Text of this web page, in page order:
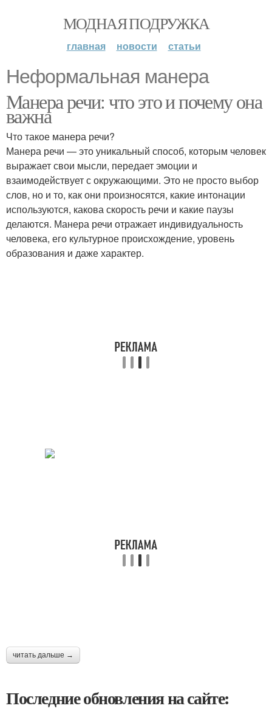
МОДНАЯ ПОДРУЖКА
главная новости статьи
Неформальная манера
Манера речи: что это и почему она
важна
Что такое манера речи?
Манера речи — это уникальный способ, которым человек
выражает свои мысли, передает эмоции и
взаимодействует с окружающими. Это не просто выбор
слов, но и то, как они произносятся, какие интонации
используются, какова скорость речи и какие паузы
делаются. Манера речи отражает индивидуальность
человека, его культурное происхождение, уровень
образования и даже характер.
читать дальше →
Последние обновления на сайте: